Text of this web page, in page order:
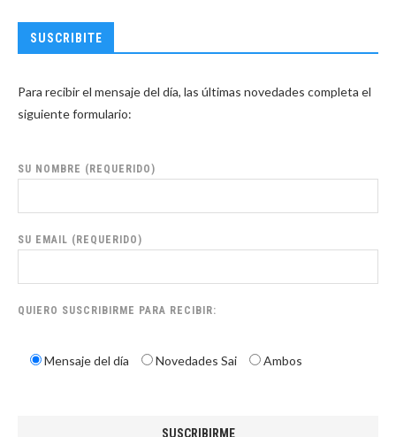
SUSCRIBITE
Para recibir el mensaje del día, las últimas novedades completa el
siguiente formulario:
SU NOMBRE (REQUERIDO)
SU EMAIL (REQUERIDO)
QUIERO SUSCRIBIRME PARA RECIBIR:
Mensaje del día Novedades Sai Ambos